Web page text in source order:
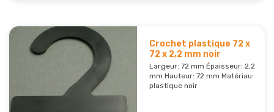
Crochet plastique 72 x
72 x 2,2 mm noir
Largeur: 72 mm Épaisseur: 2,2
mm Hauteur: 72 mm Matériau:
plastique noir